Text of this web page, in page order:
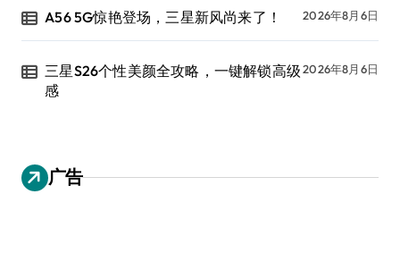
A56 5G惊艳登场，三星新风尚来了！ 2026年8月6日
三星S26个性美颜全攻略，一键解锁高级
感
2026年8月6日
广告